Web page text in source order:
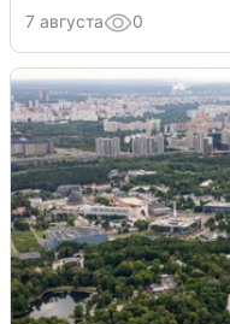
7 августа 0